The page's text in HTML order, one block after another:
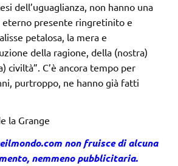
dell’uguaglianza, non hanno una
eterno presente ringretinito e
petalosa, la mera e
della ragione, della (nostra)
civiltà”. C’è ancora tempo per
purtroppo, ne hanno già fatti
la Grange
non fruisce di alcuna
nemmeno pubblicitaria.